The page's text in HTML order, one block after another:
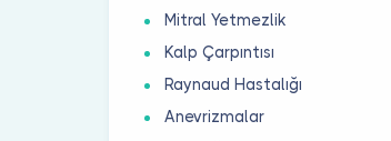
Mitral Yetmezlik
Kalp Çarpıntısı
Raynaud Hastalığı
Anevrizmalar